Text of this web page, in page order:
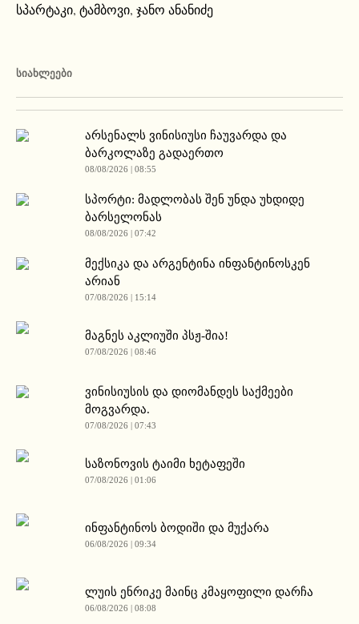
სპარტაკი, ტამბოვი, ჯანო ანანიძე
ᲡᲘᲐᲮᲚᲔᲔᲑᲘ
არსენალს ვინისიუსი ჩაუვარდა და
ბარკოლაზე გადაერთო
08/08/2026 | 08:55
სპორტი: მადლობას შენ უნდა უხდიდე
ბარსელონას
08/08/2026 | 07:42
მექსიკა და არგენტინა ინფანტინოსკენ
არიან
07/08/2026 | 15:14
მაგნეს აკლიუში პსჟ-შია!
07/08/2026 | 08:46
ვინისიუსის და დიომანდეს საქმეები
მოგვარდა.
07/08/2026 | 07:43
საზონოვის ტაიმი ხეტაფეში
07/08/2026 | 01:06
ინფანტინოს ბოდიში და მუქარა
06/08/2026 | 09:34
ლუის ენრიკე მაინც კმაყოფილი დარჩა
06/08/2026 | 08:08